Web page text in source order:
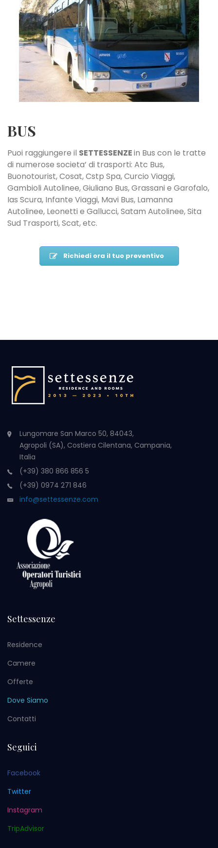
BUS
Puoi raggiungere il SETTESSENZEin Bus con le tratte
di numerose societa’ di trasporti: Atc Bus,
Buonotourist, Cosat, Cstp Spa, Curcio Viaggi,
Gambioli Autolinee, Giuliano Bus, Grassani e Garofalo,
Ias Scura, Infante Viaggi, Mavi Bus, Lamanna
Autolinee, Leonetti e Gallucci, Satam Autolinee, Sita
Sud Trasporti, Scat, etc.
Richiedi ora il tuo preventivo
Lungomare San Marco 50, 84043,
Agropoli (SA), Costiera Cilentana, Campania,
Italia
(+39) 380 866 856 5
(+39) 0974 271 846
info@settessenze.com
Settessenze
Residence
Camere
Offerte
Dove Siamo
Contatti
Seguici
Facebook
Twitter
Instagram
TripAdvisor